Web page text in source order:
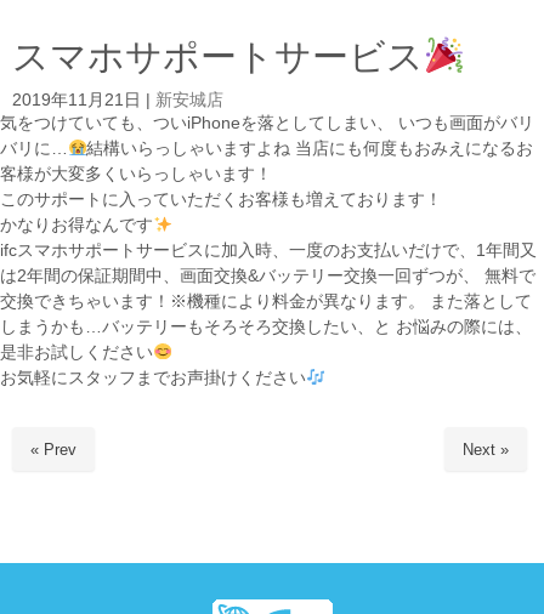
スマホサポートサービス
2019年11月21日
新安城店
気をつけていても、ついiPhoneを落としてしまい、 いつも画面がバリ
バリに…
結構いらっしゃいますよね 当店にも何度もおみえになるお
客様が大変多くいらっしゃいます！
このサポートに入っていただくお客様も増えております！
かなりお得なんです
ifcスマホサポートサービスに加入時、一度のお支払いだけで、1年間又
は2年間の保証期間中、画面交換&バッテリー交換一回ずつが、 無料で
交換できちゃいます！※機種により料金が異なります。 また落として
しまうかも…バッテリーもそろそろ交換したい、と お悩みの際には、
是非お試しください
お気軽にスタッフまでお声掛けください
« Prev Next »